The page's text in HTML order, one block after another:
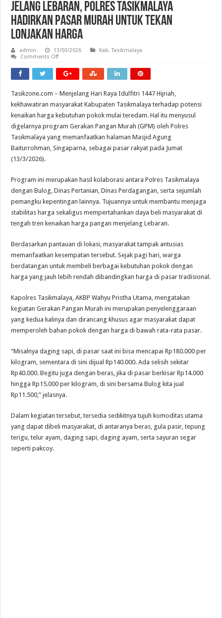
Jelang Lebaran, Polres Tasikmalaya
Hadirkan Pasar Murah untuk Tekan
Lonjakan Harga
admin 13/03/2026
Kab. Tasikmalaya
Comments Offon
Lebaran,
Polres
Pasar
Murah
untuk
Tekan
Harga
Tasikzone.com – Menjelang Hari Raya Idulfitri 1447 Hijriah,
kekhawatiran masyarakat Kabupaten Tasikmalaya terhadap potensi
kenaikan harga kebutuhan pokok mulai teredam. Hal itu menyusul
digelarnya program Gerakan Pangan Murah (GPM) oleh Polres
Tasikmalaya yang memanfaatkan halaman Masjid Agung
Baiturrohman, Singaparna, sebagai pasar rakyat pada Jumat
(13/3/2026).
Program ini merupakan hasil kolaborasi antara Polres Tasikmalaya
dengan Bulog, Dinas Pertanian, Dinas Perdagangan, serta sejumlah
pemangku kepentingan lainnya. Tujuannya untuk membantu menjaga
stabilitas harga sekaligus mempertahankan daya beli masyarakat di
tengah tren kenaikan harga pangan menjelang Lebaran.
Berdasarkan pantauan di lokasi, masyarakat tampak antusias
memanfaatkan kesempatan tersebut. Sejak pagi hari, warga
berdatangan untuk membeli berbagai kebutuhan pokok dengan
harga yang jauh lebih rendah dibandingkan harga di pasar tradisional.
Kapolres Tasikmalaya, AKBP Wahyu Pristha Utama, mengatakan
kegiatan Gerakan Pangan Murah ini merupakan penyelenggaraan
yang kedua kalinya dan dirancang khusus agar masyarakat dapat
memperoleh bahan pokok dengan harga di bawah rata-rata pasar.
“Misalnya daging sapi, di pasar saat ini bisa mencapai Rp180.000 per
kilogram, sementara di sini dijual Rp140.000. Ada selisih sekitar
Rp40.000. Begitu juga dengan beras, jika di pasar berkisar Rp14.000
hingga Rp15.000 per kilogram, di sini bersama Bulog kita jual
Rp11.500,” jelasnya.
Dalam kegiatan tersebut, tersedia sedikitnya tujuh komoditas utama
yang dapat dibeli masyarakat, di antaranya beras, gula pasir, tepung
terigu, telur ayam, daging sapi, daging ayam, serta sayuran segar
seperti pakcoy.